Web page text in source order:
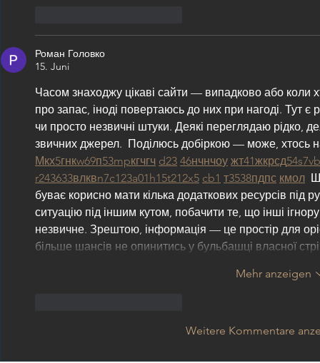
Роман Головко
15. Juni
Часом знаходжу цікаві сайти — випадково або коли
про запас, іноді повертаюсь до них при нагоді. Тут є
чи просто незвичні штуки. Деякі переглядаю рідко,
звичних джерел.  Поділюсь добіркою — може, хтось
Мкх5гнкw69п53mpкгчгч d23 46нчнчоу жт41жкрсд54s7vb
r243633влквn7c123a01 h15t212x5 cb1 т3538пдпс кмол
буває корисно мати кілька додаткових ресурсів під
ситуацію під іншим кутом, побачити те, що інші
незвичне. Зрештою, інформація — це простір для
більше шансів не опинитись у бульбашці власної
Mehr anzeigen
Weitere Kommentare